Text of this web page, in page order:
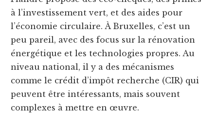
à l’investissement vert, et des aides pour
l’économie circulaire. À Bruxelles, c’est un
peu pareil, avec des focus sur la rénovation
énergétique et les technologies propres. Au
niveau national, il y a des mécanismes
comme le crédit d’impôt recherche (CIR) qui
peuvent être intéressants, mais souvent
complexes à mettre en œuvre.